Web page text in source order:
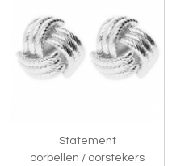
Statement
oorbellen / oorstekers